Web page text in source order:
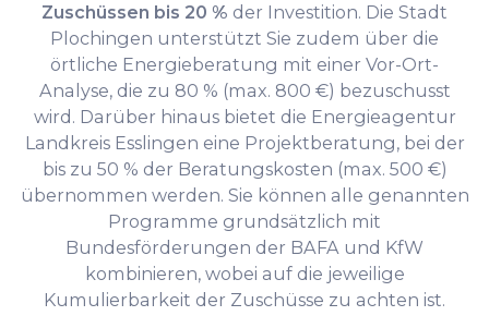
Zuschüssen bis 20 % der Investition. Die Stadt
Plochingen unterstützt Sie zudem über die
örtliche Energieberatung mit einer Vor-Ort-
Analyse, die zu 80 % (max. 800 €) bezuschusst
wird. Darüber hinaus bietet die Energieagentur
Landkreis Esslingen eine Projektberatung, bei der
bis zu 50 % der Beratungskosten (max. 500 €)
übernommen werden. Sie können alle genannten
Programme grundsätzlich mit
Bundesförderungen der BAFA und KfW
kombinieren, wobei auf die jeweilige
Kumulierbarkeit der Zuschüsse zu achten ist.